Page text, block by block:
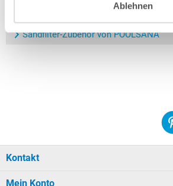
Ablehnen
Sandfilteranlagen von POOLSANA
Sandfilter-Zubehör von POOLSANA
Kontakt
Mein Konto